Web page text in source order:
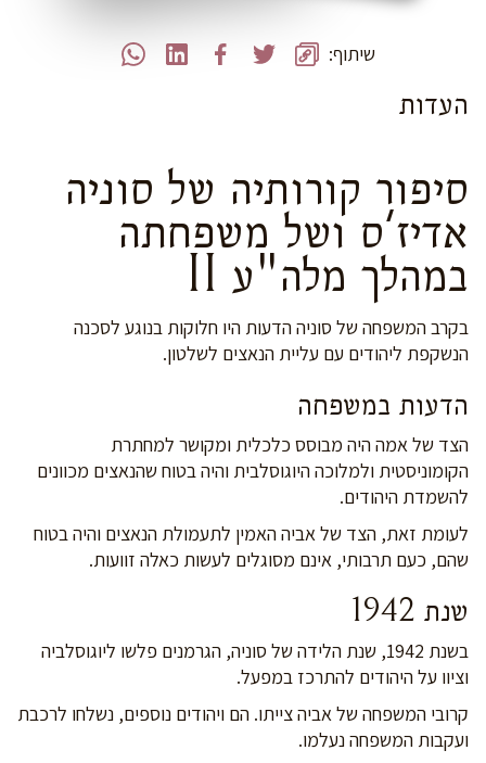
שיתוף:
העדות
סיפור קורותיה של סוניה
אדיז'ס ושל משפחתה
במהלך מלה"ע II
בקרב המשפחה של סוניה הדעות היו חלוקות בנוגע לסכנה
הנשקפת ליהודים עם עליית הנאצים לשלטון.
הדעות במשפחה
הצד של אמה היה מבוסס כלכלית ומקושר למחתרת
הקומוניסטית ולמלוכה היוגוסלבית והיה בטוח שהנאצים מכוונים
להשמדת היהודים.
לעומת זאת, הצד של אביה האמין לתעמולת הנאצים והיה בטוח
שהם, כעם תרבותי, אינם מסוגלים לעשות כאלה זוועות.
שנת 1942
בשנת 1942, שנת הלידה של סוניה, הגרמנים פלשו ליוגוסלביה
וציוו על היהודים להתרכז במפעל.
קרובי המשפחה של אביה צייתו. הם ויהודים נוספים, נשלחו לרכבת
ועקבות המשפחה נעלמו.